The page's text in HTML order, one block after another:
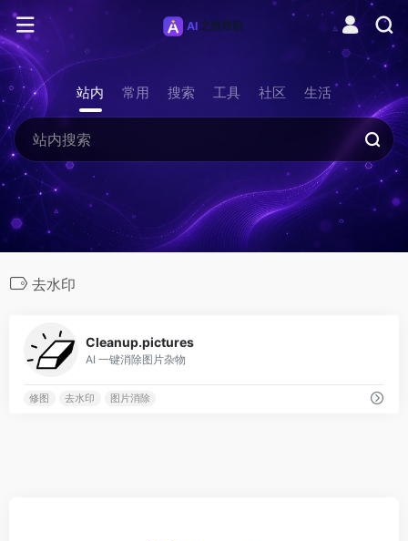
站内 常用 搜索 工具 社区 生活
去水印
Cleanup.pictures
AI 一键消除图片杂物
修图 去水印 图片消除